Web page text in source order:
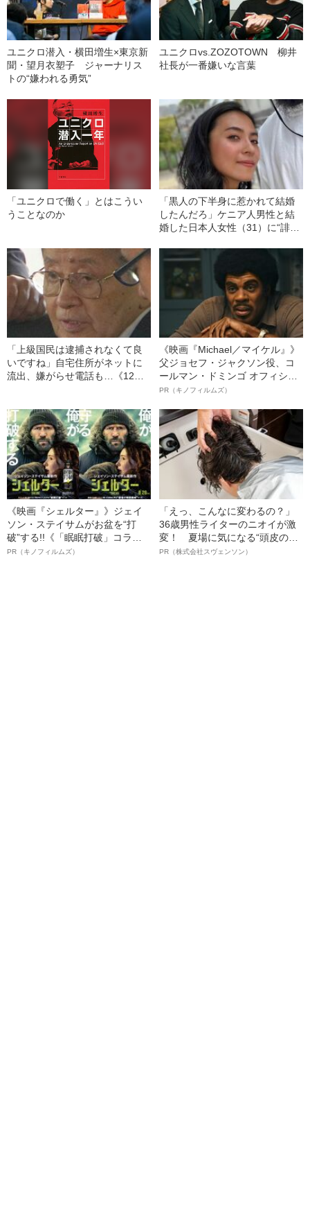
ユニクロ潜入・横田増生×東京新
聞・望月衣塑子 ジャーナリス
トの“嫌われる勇気”
ユニクロvs.ZOZOTOWN 柳井
社長が一番嫌いな言葉
「ユニクロで働く」とはこうい
うことなのか
「黒人の下半身に惹かれて結婚
したんだろ」ケニア人男性と結
婚した日本人女性（31）に“誹謗
「上級国民は逮捕されなくて良
いですね」自宅住所がネットに
流出、嫌がらせ電話も…《12人
への暴力」
《映画『Michael／マイケル』》
父ジョセフ・ジャクソン役、コ
ールマン・ドミンゴ オフィシャ
ルインタビュー“観客を魅了した
語る”《日本興収70億円突破》
PR（キノフィルムズ）
《映画『シェルター』》ジェイ
ソン・ステイサムがお盆を“打
破”する!!《「眠眠打破」コラ
ボ》
PR（キノフィルムズ）
「えっ、こんなに変わるの？」
36歳男性ライターのニオイが激
変！ 夏場に気になる“頭皮のニ
オイ”や“ベタつき”を解消す
PR（株式会社スヴェンソン）